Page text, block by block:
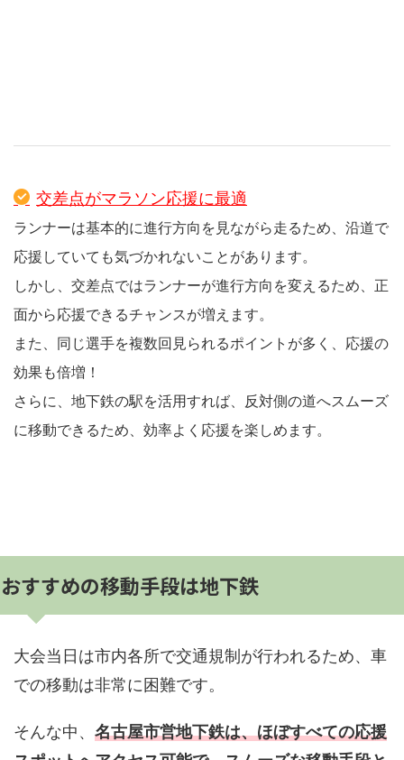
交差点がマラソン応援に最適
ランナーは基本的に進行方向を見ながら走るため、沿道で
応援していても気づかれないことがあります。
しかし、交差点ではランナーが進行方向を変えるため、正
面から応援できるチャンスが増えます。
また、同じ選手を複数回見られるポイントが多く、応援の
効果も倍増！
さらに、地下鉄の駅を活用すれば、反対側の道へスムーズ
に移動できるため、効率よく応援を楽しめます。
おすすめの移動手段は地下鉄
大会当日は市内各所で交通規制が行われるため、車
での移動は非常に困難です。
そんな中、 名古屋市営地下鉄は、ほぼすべての応援